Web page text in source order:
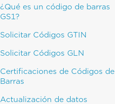
¿Qué es un código de barras
GS1?
Solicitar Códigos GTIN
Solicitar Códigos GLN
Certificaciones de Códigos de
Barras
Actualización de datos